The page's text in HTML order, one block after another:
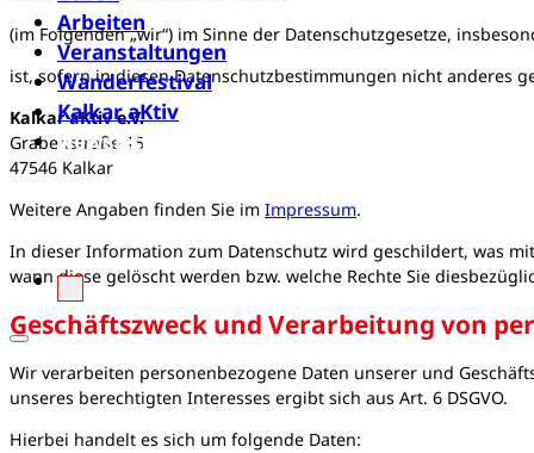
Arbeiten
Veranstaltungen
Wanderfestival
Kalkar aKtiv
Newsletter
(im Folgenden „wir“) im Sinne der Datenschutzgesetze,
ist, sofern in diesen Datenschutzbestimmungen nicht anderes
Kalkar aKtiv e.V.
Grabenstraße 15
47546 Kalkar
Weitere Angaben finden Sie im Impressum.
In dieser Information zum Datenschutz wird geschildert, was
wann diese gelöscht werden bzw. welche Rechte Sie
Geschäftszweck und Verarbeitung von
Wir verarbeiten personenbezogene Daten unserer und
unseres berechtigten Interesses ergibt sich aus Art. 6 DSGVO.
Hierbei handelt es sich um folgende Daten: